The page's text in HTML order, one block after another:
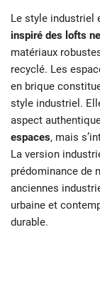
Le style industriel
inspiré des lofts
matériaux
recyclé. Les
en brique
style industriel.
aspect
espaces, mais
La version
prédominance de
anciennes
urbaine et
durable.